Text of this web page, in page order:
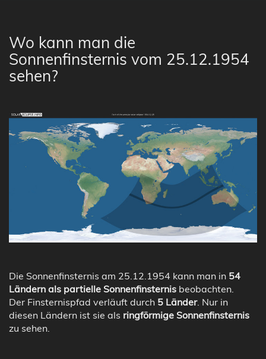
Wo kann man die
Sonnenfinsternis vom 25.12.1954
sehen?
Die Sonnenfinsternis am 25.12.1954 kann man in 54
Ländern als partielle Sonnenfinsternis beobachten.
Der Finsternispfad verläuft durch 5 Länder. Nur in
diesen Ländern ist sie als ringförmige Sonnenfinsternis
zu sehen.